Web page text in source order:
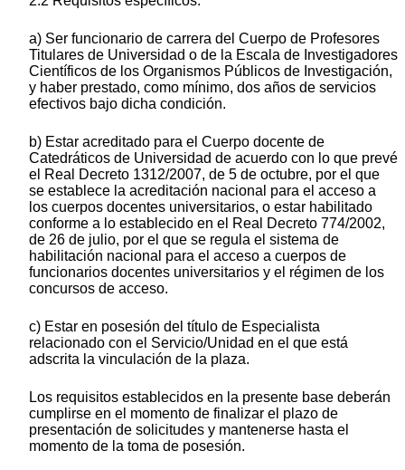
a) Ser funcionario de carrera del Cuerpo de Profesores
Titulares de Universidad o de la Escala de Investigadores
Científicos de los Organismos Públicos de Investigación,
y haber prestado, como mínimo, dos años de servicios
efectivos bajo dicha condición.
b) Estar acreditado para el Cuerpo docente de
Catedráticos de Universidad de acuerdo con lo que prevé
el Real Decreto 1312/2007, de 5 de octubre, por el que
se establece la acreditación nacional para el acceso a
los cuerpos docentes universitarios, o estar habilitado
conforme a lo establecido en el Real Decreto 774/2002,
de 26 de julio, por el que se regula el sistema de
habilitación nacional para el acceso a cuerpos de
funcionarios docentes universitarios y el régimen de los
concursos de acceso.
c) Estar en posesión del título de Especialista
relacionado con el Servicio/Unidad en el que está
adscrita la vinculación de la plaza.
Los requisitos establecidos en la presente base deberán
cumplirse en el momento de finalizar el plazo de
presentación de solicitudes y mantenerse hasta el
momento de la toma de posesión.